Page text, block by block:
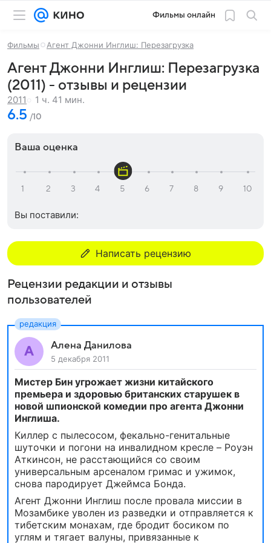
Фильмы онлайн
Фильмы Агент Джонни Инглиш: Перезагрузка
Агент Джонни Инглиш: Перезагрузка
(2011) - отзывы и рецензии
2011 1 ч. 41 мин.
6.5 /10
Ваша оценка
Вы поставили:
Написать рецензию
Рецензии редакции и отзывы
пользователей
Алена Данилова
5 декабря 2011
Мистер Бин угрожает жизни китайского
премьера и здоровью британских старушек в
новой шпионской комедии про агента Джонни
Инглиша.
Киллер с пылесосом, фекально-генитальные
шуточки и погони на инвалидном кресле – Роуэн
Аткинсон, не расстающийся со своим
универсальным арсеналом гримас и ужимок,
снова пародирует Джеймса Бонда.
Агент Джонни Инглиш после провала миссии в
Мозамбике уволен из разведки и отправляется к
тибетским монахам, где бродит босиком по
углям и тягает валуны, привязанные к